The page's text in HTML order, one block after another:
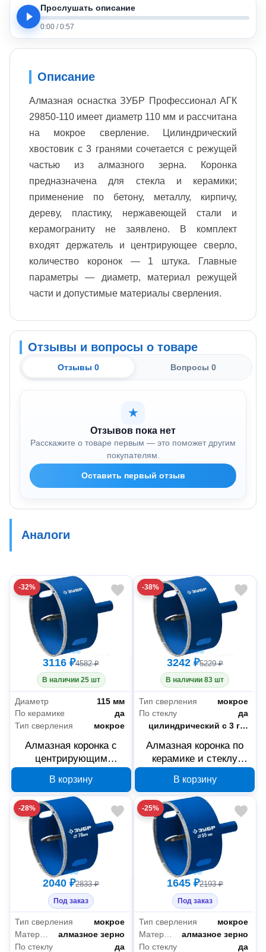
Прослушать описание
0:00 / 0:57
Описание
Алмазная оснастка ЗУБР Профессионал АГК
29850-110 имеет диаметр 110 мм и рассчитана
на мокрое сверление. Цилиндрический
хвостовик с 3 гранями сочетается с режущей
частью из алмазного зерна. Коронка
предназначена для стекла и керамики;
применение по бетону, металлу, кирпичу,
дереву, пластику, нержавеющей стали и
керамограниту не заявлено. В комплект
входят держатель и центрирующее сверло,
количество коронок — 1 штука. Главные
параметры — диаметр, материал режущей
части и допустимые материалы сверления.
Отзывы и вопросы о товаре
Отзывы 0 Вопросы 0
★
Отзывов пока нет
Расскажите о товаре первым — это поможет другим
покупателям.
Оставить первый отзыв
Аналоги
-32%
3116 ₽4582 ₽
В наличии 25 шт
Диаметр
115 мм
По керамике
да
Тип сверления
мокрое
Алмазная коронка с
центрирующим
стеклу ЗУБР
Профессионал 115 мм
29850-115
В корзину
-38%
3242 ₽5229 ₽
В наличии 83 шт
Тип сверления
мокрое
По стеклу
да
Тип хвостовика коронки
цилиндрический с 3 гранями
Алмазная коронка по
керамике и стеклу
мм
В корзину
-28%
2040 ₽2833 ₽
Под заказ
Тип сверления
мокрое
алмазное зерно
По стеклу
да
-25%
1645 ₽2193 ₽
Под заказ
Тип сверления
мокрое
Материал режущей части коронки
алмазное зерно
По стеклу
да